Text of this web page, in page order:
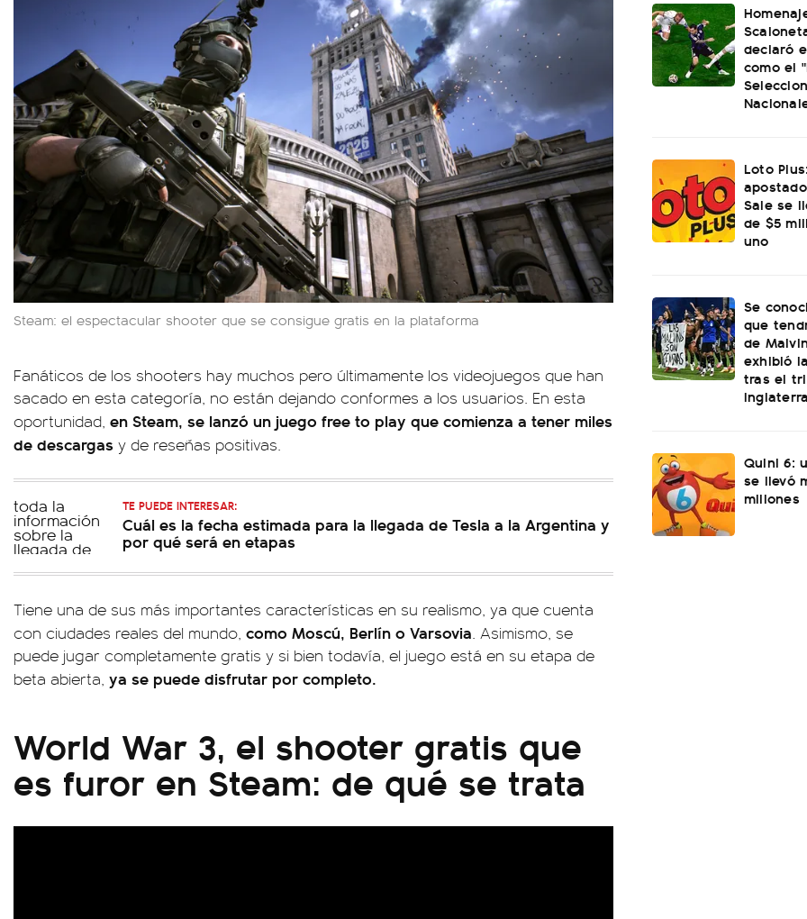
Steam: el espectacular shooter que se consigue gratis en la plataforma
Fanáticos de los shooters hay muchos pero últimamente los videojuegos que han
sacado en esta categoría, no están dejando conformes a los usuarios. En esta
oportunidad, en Steam, se lanzó un juego free to play que comienza a tener miles
de descargas y de reseñas positivas.
TE PUEDE INTERESAR:
Cuál es la fecha estimada para la llegada de Tesla a la Argentina y
por qué será en etapas
Tiene una de sus más importantes características en su realismo, ya que cuenta
con ciudades reales del mundo, como Moscú, Berlín o Varsovia. Asimismo, se
puede jugar completamente gratis y si bien todavía, el juego está en su etapa de
beta abierta, ya se puede disfrutar por completo.
World War 3, el shooter gratis que
es furor en Steam: de qué se trata
declaró
como el
Loto
Sale se
de $5
uno
Se
que
de
exhibió
tras el
Inglaterra
Quini 6:
se llevó
millones